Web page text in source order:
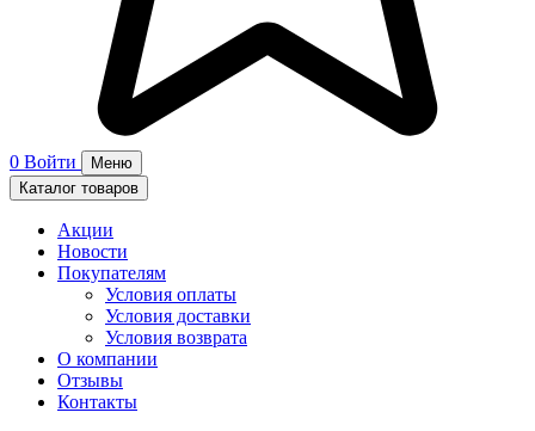
0 Войти
Меню
Каталог товаров
Акции
Новости
Покупателям
Условия оплаты
Условия доставки
Условия возврата
О компании
Отзывы
Контакты